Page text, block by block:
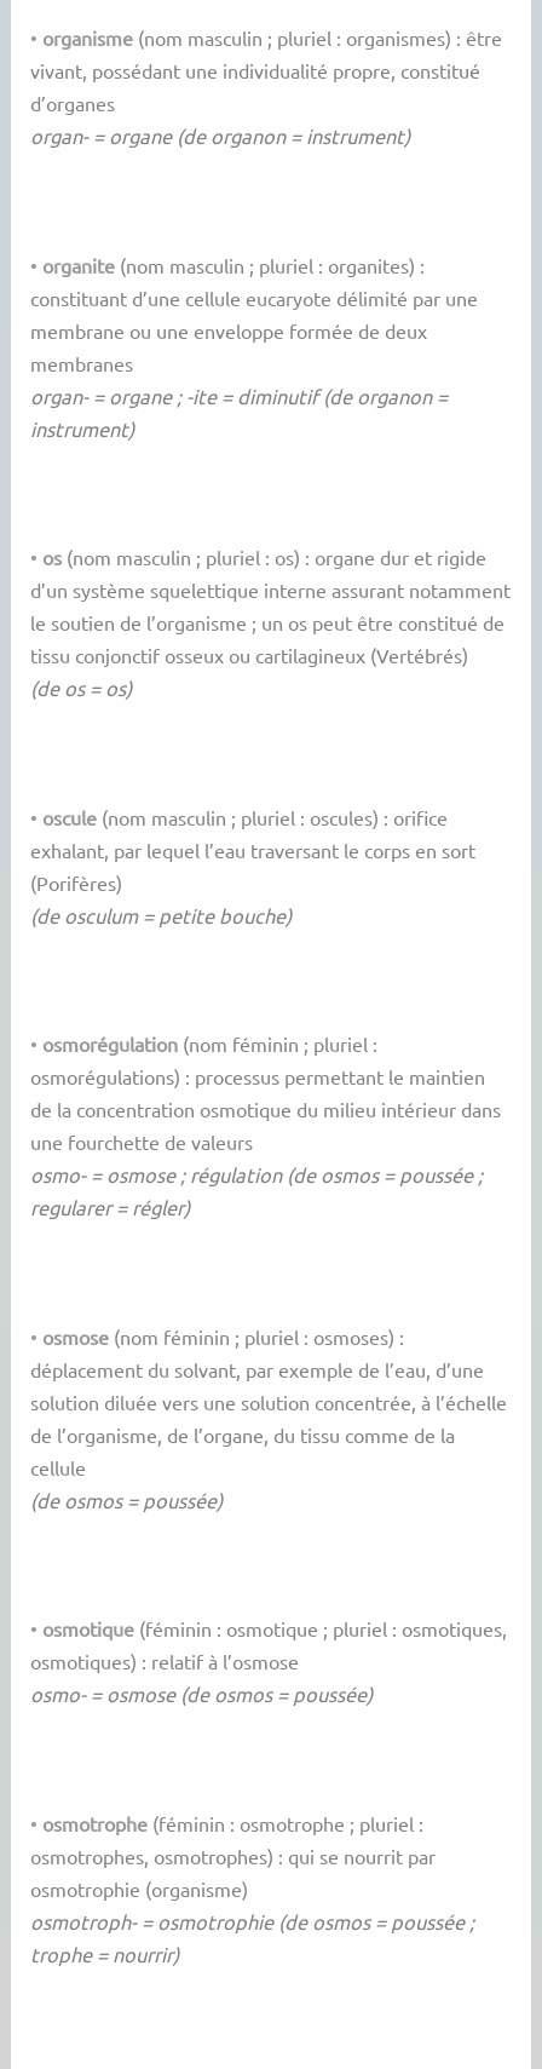
• organisme (nom masculin ; pluriel : organismes) : être
vivant, possédant une individualité propre, constitué
d’organes
organ- = organe (de organon = instrument)
• organite (nom masculin ; pluriel : organites) :
constituant d’une cellule eucaryote délimité par une
membrane ou une enveloppe formée de deux
membranes
organ- = organe ; -ite = diminutif (de organon =
instrument)
• os (nom masculin ; pluriel : os) : organe dur et rigide
d’un système squelettique interne assurant notamment
le soutien de l’organisme ; un os peut être constitué de
tissu conjonctif osseux ou cartilagineux (Vertébrés)
(de os = os)
• oscule (nom masculin ; pluriel : oscules) : orifice
exhalant, par lequel l’eau traversant le corps en sort
(Porifères)
(de osculum = petite bouche)
• osmorégulation (nom féminin ; pluriel :
osmorégulations) : processus permettant le maintien
de la concentration osmotique du milieu intérieur dans
une fourchette de valeurs
osmo- = osmose ; régulation (de osmos = poussée ;
regularer = régler)
• osmose (nom féminin ; pluriel : osmoses) :
déplacement du solvant, par exemple de l’eau, d’une
solution diluée vers une solution concentrée, à l’échelle
de l’organisme, de l’organe, du tissu comme de la
cellule
(de osmos = poussée)
• osmotique (féminin : osmotique ; pluriel : osmotiques,
osmotiques) : relatif à l’osmose
osmo- = osmose (de osmos = poussée)
• osmotrophe (féminin : osmotrophe ; pluriel :
osmotrophes, osmotrophes) : qui se nourrit par
osmotrophie (organisme)
osmotroph- = osmotrophie (de osmos = poussée ;
trophe = nourrir)